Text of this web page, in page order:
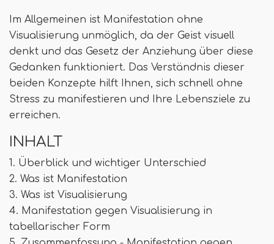
Im Allgemeinen ist Manifestation ohne
Visualisierung unmöglich, da der Geist visuell
denkt und das Gesetz der Anziehung über diese
Gedanken funktioniert. Das Verständnis dieser
beiden Konzepte hilft Ihnen, sich schnell ohne
Stress zu manifestieren und Ihre Lebensziele zu
erreichen.
INHALT
1. Überblick und wichtiger Unterschied
2. Was ist Manifestation
3. Was ist Visualisierung
4. Manifestation gegen Visualisierung in
tabellarischer Form